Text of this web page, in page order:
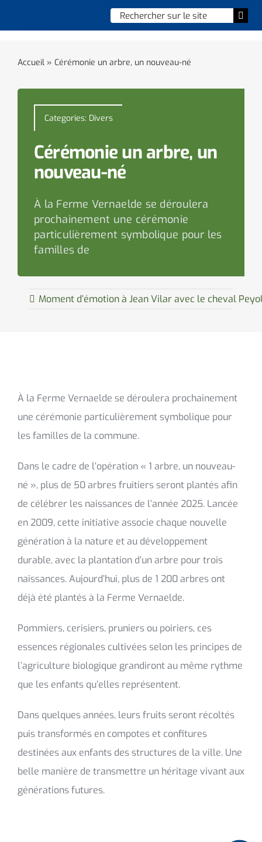
Chercher
:
Vie quotidienne
Enfance, jeunesse & sports
Culture et loisirs
Social & solidarité
Contacter le maire
Accueil» Cérémonie un arbre, un nouveau-né
Categories: Divers
Cérémonie un arbre, un
nouveau-né
À la Ferme Vernaelde se déroulera
prochainement une cérémonie
particulièrement symbolique pour les
familles de
Moment d’émotion à Jean Vilar avec le cheval Peyo
À la Ferme Vernaelde se déroulera prochainement
une cérémonie particulièrement symbolique pour
les familles de la commune.
Dans le cadre de l’opération « 1 arbre, un nouveau-
né », plus de 50 arbres fruitiers seront plantés afin
de célébrer les naissances de l’année 2025. Lancée
en 2009, cette initiative associe chaque nouvelle
génération à la nature et au développement
durable, avec la plantation d’un arbre pour trois
naissances. Aujourd’hui, plus de 1 200 arbres ont
déjà été plantés à la Ferme Vernaelde.
Pommiers, cerisiers, pruniers ou poiriers, ces
essences régionales cultivées selon les principes de
l’agriculture biologique grandiront au même rythme
que les enfants qu’elles représentent.
Dans quelques années, leurs fruits seront récoltés
puis transformés en compotes et confitures
destinées aux enfants des structures de la ville. Une
belle manière de transmettre un héritage vivant aux
générations futures.